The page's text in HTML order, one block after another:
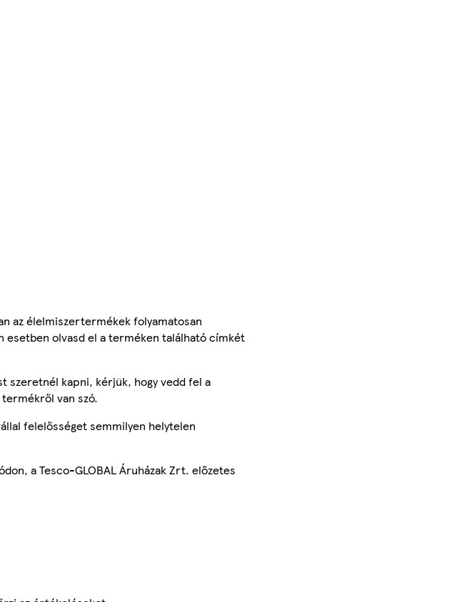
az élelmiszertermékek folyamatosan
esetben olvasd el a terméken található címkét
szeretnél kapni, kérjük, hogy vedd fel a
van szó.
felelősséget semmilyen helytelen
a Tesco-GLOBAL Áruházak Zrt. előzetes